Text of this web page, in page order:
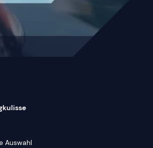
Auswahl